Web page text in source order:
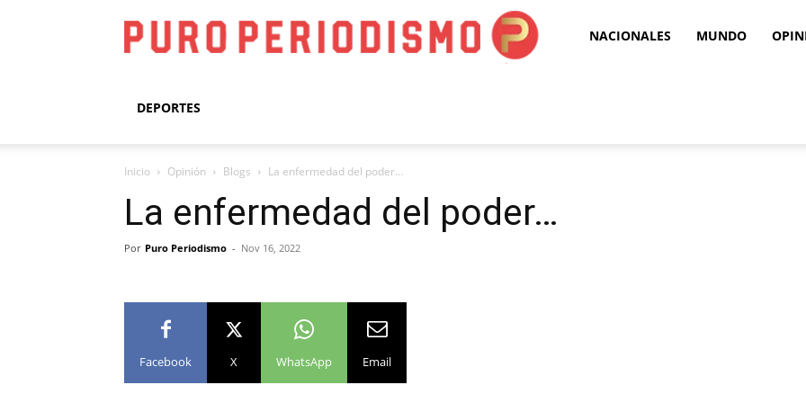
Puro NACIONALES MUNDO
DEPORTES
Inicio Opinión Blogs La enfermedad del poder…
La enfermedad del poder…
Por Puro Periodismo - Nov 16, 2022
Facebook X WhatsApp Email